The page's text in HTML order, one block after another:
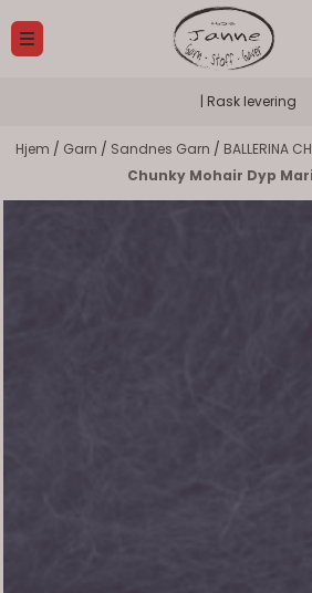
Hopp til innhold
| Rask levering
Hjem / Garn / Sandnes Garn / BALLERINA
Chunky Mohair Dyp